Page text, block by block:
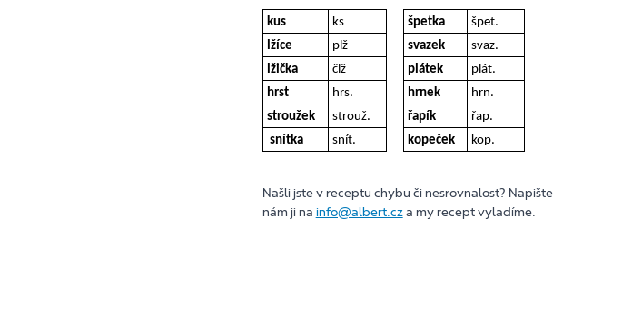
kus ks špetka
špet.
lžíce
plž svazek
svaz.
lžička
člž plátek
plát.
hrst
hrs. hrnek
hrn.
stroužek
strouž. řapík
řap.
snítka
snít. kopeček kop.
Našli jste v receptu chybu či nesrovnalost? Napište
nám ji na info@albert.cza my recept vyladíme.